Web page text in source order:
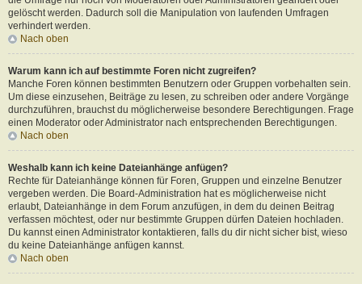
gelöscht werden. Dadurch soll die Manipulation von laufenden Umfragen
verhindert werden.
Nach oben
Warum kann ich auf bestimmte Foren nicht zugreifen?
Manche Foren können bestimmten Benutzern oder Gruppen vorbehalten sein.
Um diese einzusehen, Beiträge zu lesen, zu schreiben oder andere Vorgänge
durchzuführen, brauchst du möglicherweise besondere Berechtigungen. Frage
einen Moderator oder Administrator nach entsprechenden Berechtigungen.
Nach oben
Weshalb kann ich keine Dateianhänge anfügen?
Rechte für Dateianhänge können für Foren, Gruppen und einzelne Benutzer
vergeben werden. Die Board-Administration hat es möglicherweise nicht
erlaubt, Dateianhänge in dem Forum anzufügen, in dem du deinen Beitrag
verfassen möchtest, oder nur bestimmte Gruppen dürfen Dateien hochladen.
Du kannst einen Administrator kontaktieren, falls du dir nicht sicher bist, wieso
du keine Dateianhänge anfügen kannst.
Nach oben